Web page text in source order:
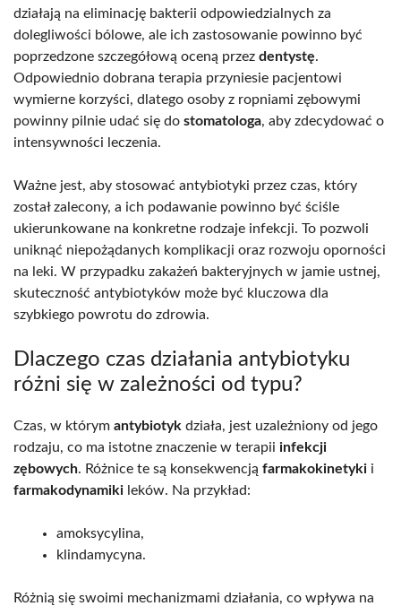
działają na eliminację bakterii odpowiedzialnych za
dolegliwości bólowe, ale ich zastosowanie powinno być
poprzedzone szczegółową oceną przez dentystę.
Odpowiednio dobrana terapia przyniesie pacjentowi
wymierne korzyści, dlatego osoby z ropniami zębowymi
powinny pilnie udać się do stomatologa, aby zdecydować o
intensywności leczenia.
Ważne jest, aby stosować antybiotyki przez czas, który
został zalecony, a ich podawanie powinno być ściśle
ukierunkowane na konkretne rodzaje infekcji. To pozwoli
uniknąć niepożądanych komplikacji oraz rozwoju oporności
na leki. W przypadku zakażeń bakteryjnych w jamie ustnej,
skuteczność antybiotyków może być kluczowa dla
szybkiego powrotu do zdrowia.
Dlaczego czas działania antybiotyku
różni się w zależności od typu?
Czas, w którym antybiotyk działa, jest uzależniony od jego
rodzaju, co ma istotne znaczenie w terapii infekcji
zębowych. Różnice te są konsekwencją farmakokinetyki i
farmakodynamiki leków. Na przykład:
amoksycylina,
klindamycyna.
Różnią się swoimi mechanizmami działania, co wpływa na